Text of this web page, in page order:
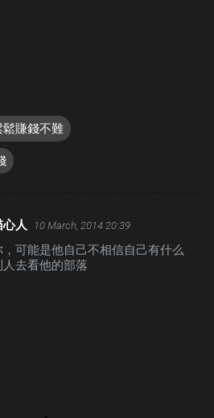
鬆賺錢不難
人 10 March, 2014 20:39
可能是他自己不相信自己有什么
去看他的部落